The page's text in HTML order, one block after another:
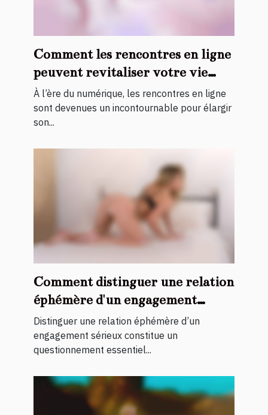
Comment les rencontres en ligne
peuvent revitaliser votre vie
sociale ?
À l’ère du numérique, les rencontres en ligne
sont devenues un incontournable pour élargir
son...
Comment distinguer une relation
éphémère d'un engagement
sérieux ?
Distinguer une relation éphémère d’un
engagement sérieux constitue un
questionnement essentiel...